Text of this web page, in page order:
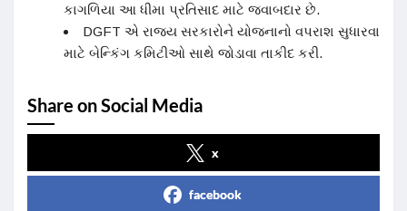
કાગળિયા આ ધીમા પ્રતિસાદ માટે જવાબદાર છે.
DGFT એ રાજ્ય સરકારોને યોજનાનો વપરાશ સુધારવા
માટે બેન્કિંગ કમિટીઓ સાથે જોડાવા તાકીદ કરી.
Share on Social Media
x
facebook